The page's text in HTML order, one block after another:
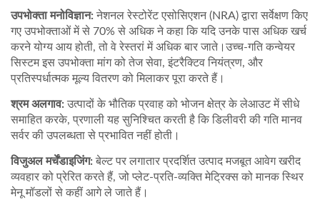
उपभोक्ता मनोविज्ञान: नेशनल रेस्टोरेंट एसोसिएशन (NRA) द्वारा सर्वेक्षण किए
गए उपभोक्ताओं में से 70% से अधिक ने कहा कि यदि उनके पास अधिक खर्च
करने योग्य आय होती, तो वे रेस्तरां में अधिक बार जाते।उच्च-गति कन्वेयर
सिस्टम इस उपभोक्ता मांग को तेज सेवा, इंटरैक्टिव नियंत्रण, और
प्रतिस्पर्धात्मक मूल्य वितरण को मिलाकर पूरा करते हैं।
श्रम अलगाव: उत्पादों के भौतिक प्रवाह को भोजन क्षेत्र के लेआउट में सीधे
समाहित करके, प्रणाली यह सुनिश्चित करती है कि डिलीवरी की गति मानव
सर्वर की उपलब्धता से प्रभावित नहीं होती।
विजुअल मर्चेंडाइजिंग: बेल्ट पर लगातार प्रदर्शित उत्पाद मजबूत आवेग खरीद
व्यवहार को प्रेरित करते हैं, जो प्लेट-प्रति-व्यक्ति मेट्रिक्स को मानक स्थिर
मेनू मॉडलों से कहीं आगे ले जाते हैं।